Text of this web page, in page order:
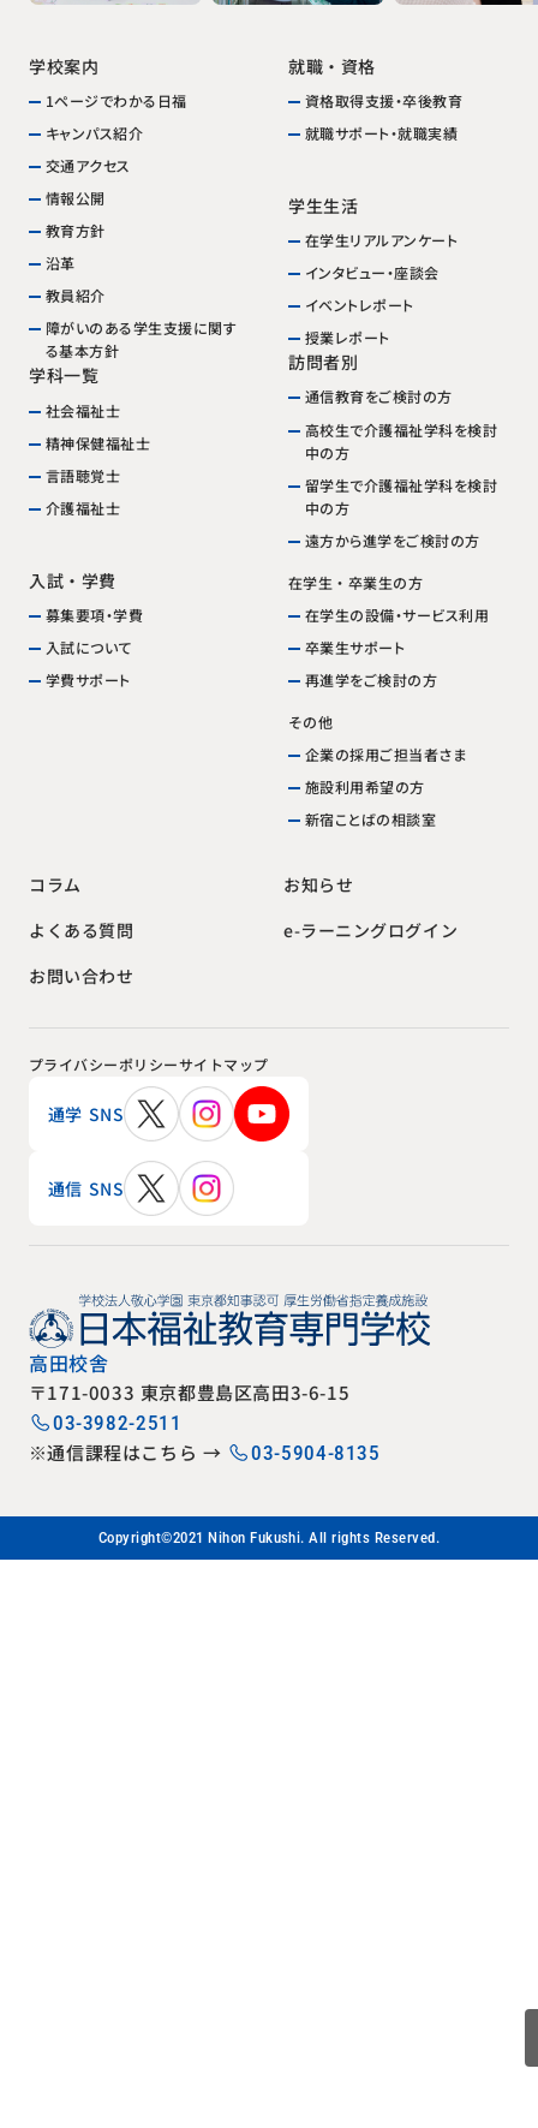
学校案内
1ページでわかる日福
キャンパス紹介
交通アクセス
情報公開
教育方針
沿革
教員紹介
障がいのある学生支援に関す
る基本方針
学科一覧
社会福祉士
精神保健福祉士
言語聴覚士
介護福祉士
入試・学費
募集要項・学費
入試について
学費サポート
就職・資格
資格取得支援・卒後教育
就職サポート・就職実績
学生生活
在学生リアルアンケート
インタビュー・座談会
イベントレポート
授業レポート
訪問者別
通信教育をご検討の方
高校生で介護福祉学科を検討
中の方
留学生で介護福祉学科を検討
中の方
遠方から進学をご検討の方
在学生・卒業生の方
在学生の設備・サービス利用
卒業生サポート
再進学をご検討の方
その他
企業の採用ご担当者さま
施設利用希望の方
新宿ことばの相談室
コラム お知らせ
よくある質問 e-ラーニングログイン
お問い合わせ
プライバシーポリシーサイトマップ
通学 SNS
通信 SNS
高田校舎
〒171-0033 東京都豊島区高田3-6-15
03-3982-2511
※通信課程はこちら → 03-5904-8135
Copyright©2021 Nihon Fukushi. All rights Reserved.